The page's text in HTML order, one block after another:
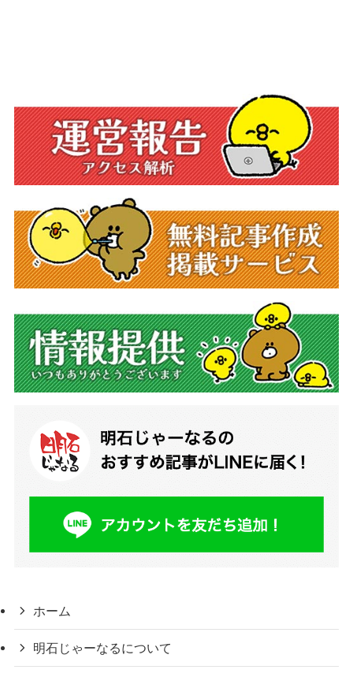
ホーム
明石じゃーなるについて